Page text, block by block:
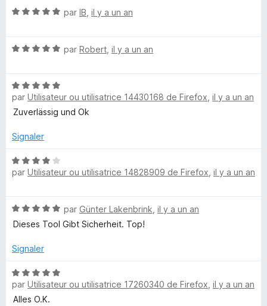
5
5
r
N
é
u
r
5
par IB il y a un an
N
é
5
s
r
par Robert il y a un an
N
o
t
5
u
r
par Utilisateur ou utilisatrice 14430168 de Firefox il y a un an
Zuverlässig und Ok
Signaler
N
o
4
s
r
par Utilisateur ou utilisatrice 14828909 de Firefox il y a un an
N
o
é
s
u
par Günter Lakenbrink il y a un an
Dieses Tool Gibt Sicherheit. Top!
Signaler
N
o
t
par Utilisateur ou utilisatrice 17260340 de Firefox il y a un an
Alles O.K.